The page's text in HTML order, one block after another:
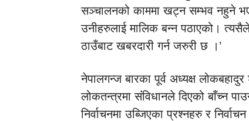
सञ्चालनको काममा खट्न सम्भव नहुने
उनीहरुलाई मालिक बन्न पठाएको।
ठाउँबाट खबरदारी गर्न जरुरी छ ।’
नेपालगन्ज बारका पूर्व अध्यक्ष
लोकतन्त्रमा संंविधानले दिएको बाँच्न
निर्वाचनमा उब्जिएका प्रश्नहरु र